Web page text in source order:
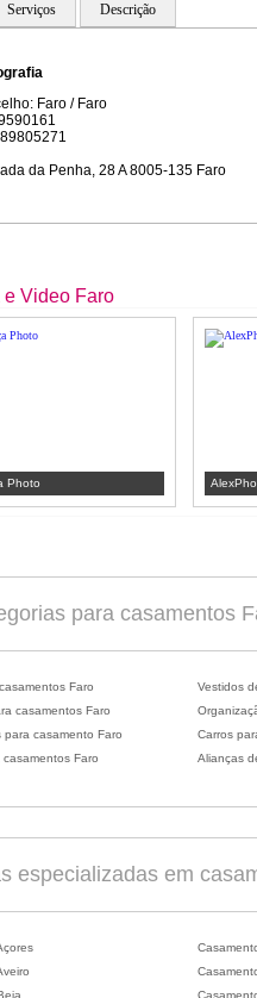
Serviços Descrição
Faro / Faro
da Penha, 28 A 8005-135 Faro
e Video Faro
Photo
para casamentos
Faro
casamentos Faro
para casamento Faro
Faro
Vestidos
Carros
Alianças
especializadas em